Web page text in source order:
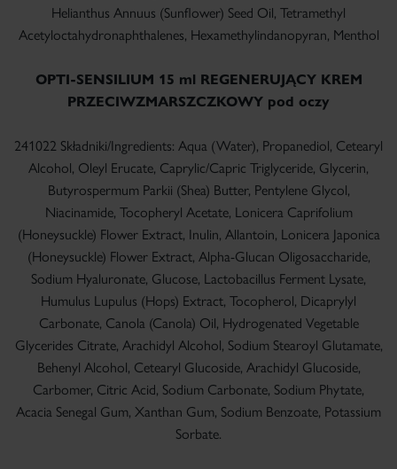
Helianthus Annuus (Sunflower) Seed Oil, Tetramethyl
Acetyloctahydronaphthalenes, Hexamethylindanopyran, Menthol
OPTI-SENSILIUM 15 ml REGENERUJĄCY KREM
PRZECIW­ZMARSZCZKOWY pod oczy
241022 Składniki/Ingredients: Aqua (Water), Propanediol, Cetearyl
Alcohol, Oleyl Erucate, Caprylic/Capric Triglyceride, Glycerin,
Butyrospermum Parkii (Shea) Butter, Pentylene Glycol,
Niacinamide, Tocopheryl Acetate, Lonicera Caprifolium
(Honeysuckle) Flower Extract, Inulin, Allantoin, Lonicera Japonica
(Honeysuckle) Flower Extract, Alpha-Glucan Oligosaccharide,
Sodium Hyaluronate, Glucose, Lactobacillus Ferment Lysate,
Humulus Lupulus (Hops) Extract, Tocopherol, Dicaprylyl
Carbonate, Canola (Canola) Oil, Hydrogenated Vegetable
Glycerides Citrate, Arachidyl Alcohol, Sodium Stearoyl Glutamate,
Behenyl Alcohol, Cetearyl Glucoside, Arachidyl Glucoside,
Carbomer, Citric Acid, Sodium Carbonate, Sodium Phytate,
Acacia Senegal Gum, Xanthan Gum, Sodium Benzoate, Potassium
Sorbate.